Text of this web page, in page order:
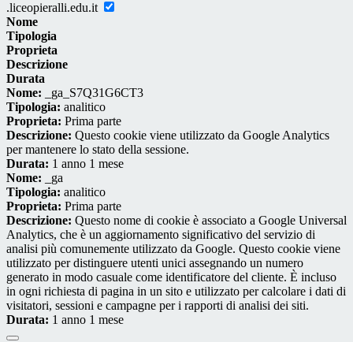
.liceopieralli.edu.it
Nome
Tipologia
Proprieta
Descrizione
Durata
Nome: _ga_S7Q31G6CT3
Tipologia: analitico
Proprieta: Prima parte
Descrizione: Questo cookie viene utilizzato da Google Analytics
per mantenere lo stato della sessione.
Durata: 1 anno 1 mese
Nome: _ga
Tipologia: analitico
Proprieta: Prima parte
Descrizione: Questo nome di cookie è associato a Google Universal
Analytics, che è un aggiornamento significativo del servizio di
analisi più comunemente utilizzato da Google. Questo cookie viene
utilizzato per distinguere utenti unici assegnando un numero
generato in modo casuale come identificatore del cliente. È incluso
in ogni richiesta di pagina in un sito e utilizzato per calcolare i dati di
visitatori, sessioni e campagne per i rapporti di analisi dei siti.
Durata: 1 anno 1 mese